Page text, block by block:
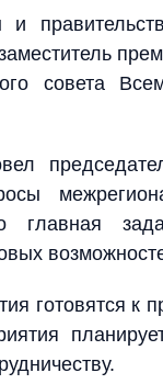
совета
главная
готовятся к